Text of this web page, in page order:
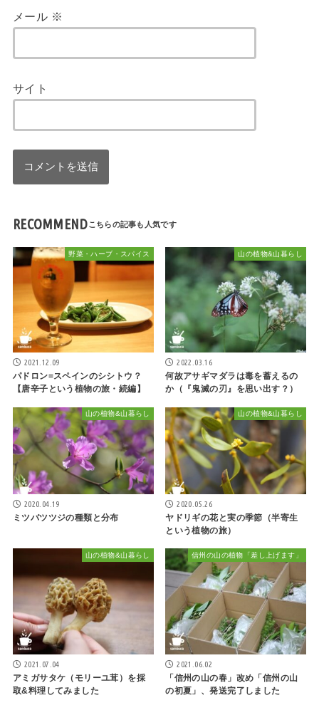
メール ※
サイト
RECOMMEND
野菜・ハーブ・スパイス
2021.12.09
パドロン=スペインのシシトウ？
【唐辛子という植物の旅・続編】
山の植物&山暮らし
2022.03.16
何故アサギマダラは毒を蓄えるの
か（『鬼滅の刃』を思い出す？）
山の植物&山暮らし
2020.04.19
ミツバツツジの種類と分布
山の植物&山暮らし
2020.05.26
ヤドリギの花と実の季節（半寄生
という植物の旅）
山の植物&山暮らし
2021.07.04
アミガサタケ（モリーユ茸）を採
取&料理してみました
信州の山の植物「差し上げます」
2021.06.02
「信州の山の春」改め「信州の山
の初夏」、発送完了しました